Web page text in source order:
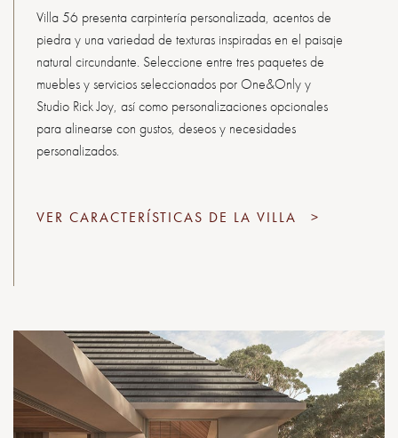
Villa 56 presenta carpintería personalizada, acentos de
piedra y una variedad de texturas inspiradas en el paisaje
natural circundante. Seleccione entre tres paquetes de
muebles y servicios seleccionados por One&Only y
Studio Rick Joy, así como personalizaciones opcionales
para alinearse con gustos, deseos y necesidades
personalizados.
VER CARACTERÍSTICAS DE LA VILLA >